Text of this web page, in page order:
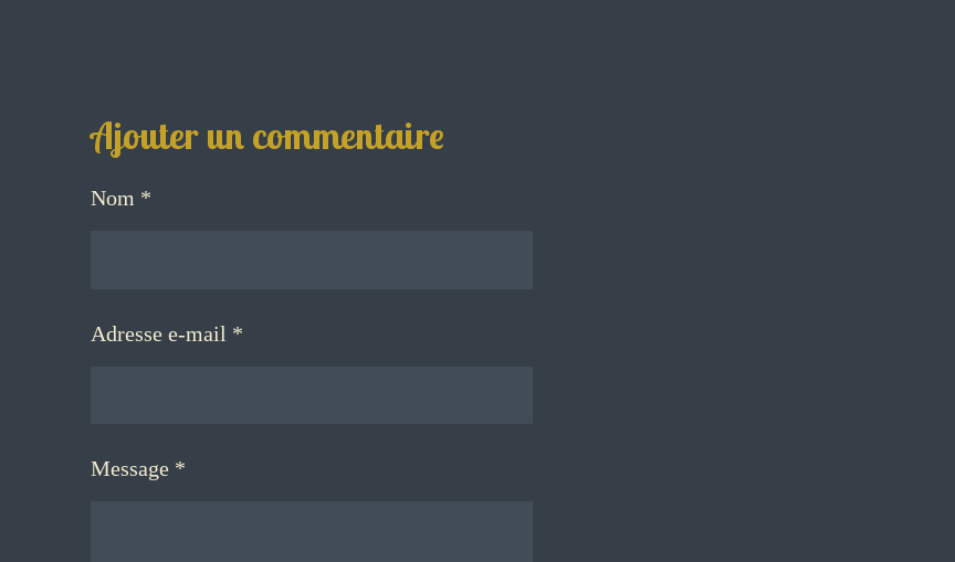
Ajouter un commentaire
Nom *
Adresse e-mail *
Message *